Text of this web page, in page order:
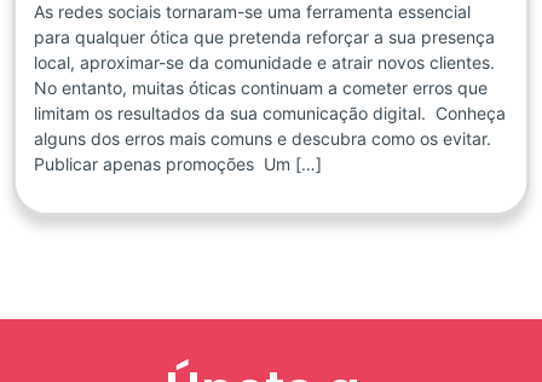
As redes sociais tornaram-se uma ferramenta essencial
para qualquer ótica que pretenda reforçar a sua presença
local, aproximar-se da comunidade e atrair novos clientes.
No entanto, muitas óticas continuam a cometer erros que
limitam os resultados da sua comunicação digital. Conheça
alguns dos erros mais comuns e descubra como os evitar.
Publicar apenas promoções Um […]